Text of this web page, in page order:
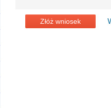
Złóż wniosek